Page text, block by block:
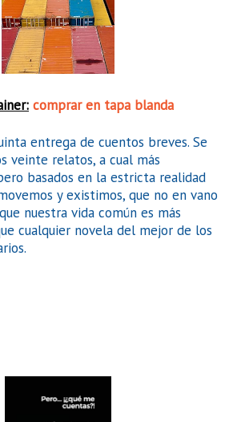
comprar en tapa blanda
entrega de cuentos breves. Se
veinte relatos, a cual más
basados en la estricta realidad
y existimos, que no en vano
nuestra vida común es más
cualquier novela del mejor de los